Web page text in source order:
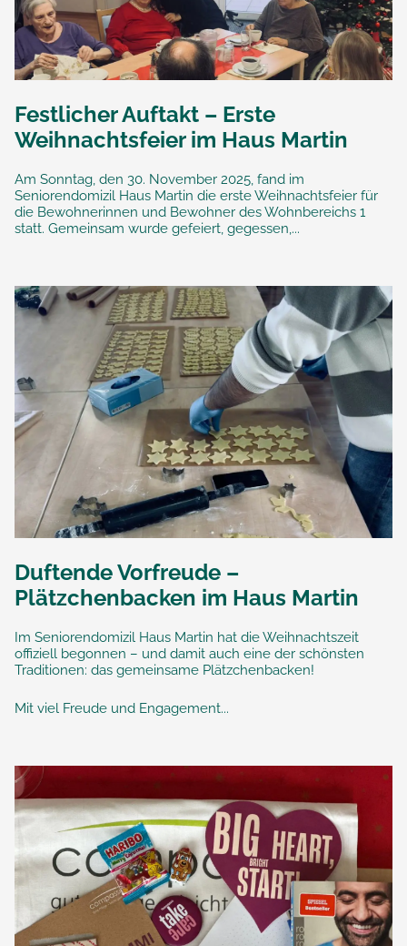
Festlicher Auftakt – Erste
Weihnachtsfeier im Haus Martin
Am Sonntag, den 30. November 2025, fand im
Seniorendomizil Haus Martin die erste Weihnachtsfeier für
die Bewohnerinnen und Bewohner des Wohnbereichs 1
statt. Gemeinsam wurde gefeiert, gegessen,...
Duftende Vorfreude –
Plätzchenbacken im Haus Martin
Im Seniorendomizil Haus Martin hat die Weihnachtszeit
offiziell begonnen – und damit auch eine der schönsten
Traditionen: das gemeinsame Plätzchenbacken!
Mit viel Freude und Engagement...